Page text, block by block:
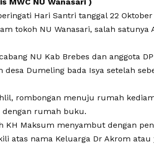
Hari Santri tanggal 22 Oktober
tokoh NU Wanasari, salah satunya
NU Kab Brebes dan anggota
Dumeling bada Isya setelah
rombongan menuju rumah
dengan rumah buku.
KH Maksum menyambut dengan
atas nama Keluarga Dr Akrom atau